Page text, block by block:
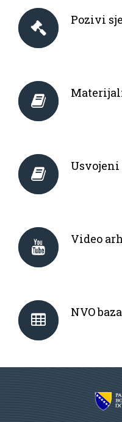
Pozivi
Usvojeni
Video
NVO